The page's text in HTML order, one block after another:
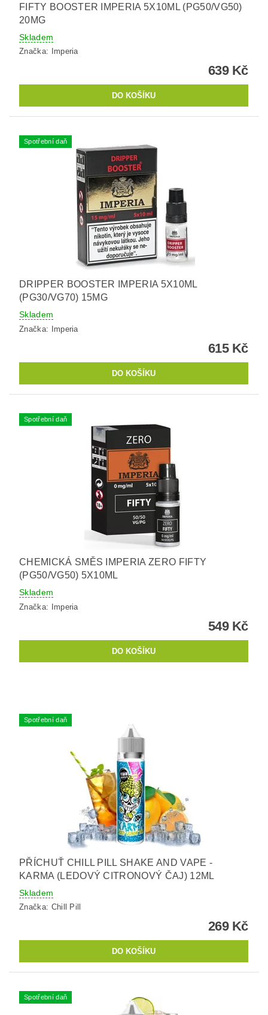
FIFTY BOOSTER IMPERIA 5X10ML (PG50/VG50)
20MG
Skladem
Značka: Imperia
639 Kč
Spotřební daň
DRIPPER BOOSTER IMPERIA 5X10ML
(PG30/VG70) 15MG
Skladem
Značka: Imperia
615 Kč
Spotřební daň
CHEMICKÁ SMĚS IMPERIA ZERO FIFTY
(PG50/VG50) 5X10ML
Skladem
Značka: Imperia
549 Kč
Spotřební daň
PŘÍCHUŤ CHILL PILL SHAKE AND VAPE -
KARMA (LEDOVÝ CITRONOVÝ ČAJ) 12ML
Skladem
Značka: Chill Pill
269 Kč
Spotřební daň